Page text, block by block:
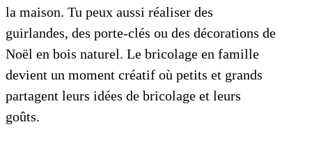
la maison. Tu peux aussi réaliser des
guirlandes, des porte-clés ou des décorations de
Noël en bois naturel. Le bricolage en famille
devient un moment créatif où petits et grands
partagent leurs idées de bricolage et leurs
goûts.